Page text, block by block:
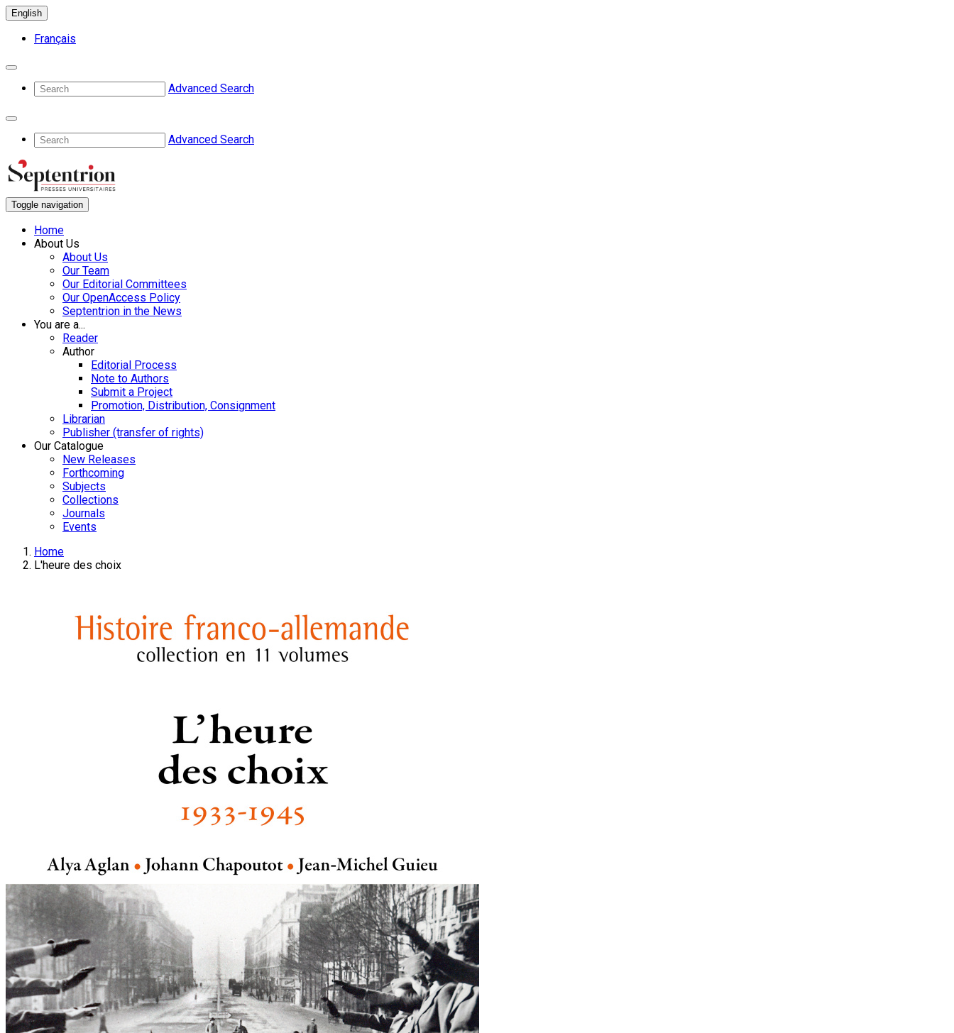
English
Français
Advanced Search
Advanced Search
Toggle navigation
Home
About Us
About Us
Our Team
Our Editorial Committees
Our OpenAccess Policy
Septentrion in the News
You are a...
Reader
Author
Editorial Process
Note to Authors
Submit a Project
Promotion, Distribution, Consignment
Librarian
Publisher (transfer of rights)
Our Catalogue
New Releases
Forthcoming
Subjects
Collections
Journals
Events
Home
L'heure des choix